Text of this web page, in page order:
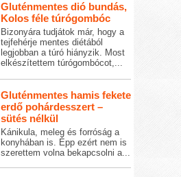
Gluténmentes dió bundás,
Kolos féle túrógombóc
Bizonyára tudjátok már, hogy a
tejfehérje mentes diétából
legjobban a túró hiányzik. Most
elkészítettem túrógombócot,...
Gluténmentes hamis fekete
erdő pohárdesszert –
sütés nélkül
Kánikula, meleg és forróság a
konyhában is. Épp ezért nem is
szerettem volna bekapcsolni a...